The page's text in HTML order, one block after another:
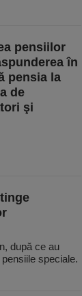
pensiilor
în
pensia la
de
şi
după ce au
speciale.